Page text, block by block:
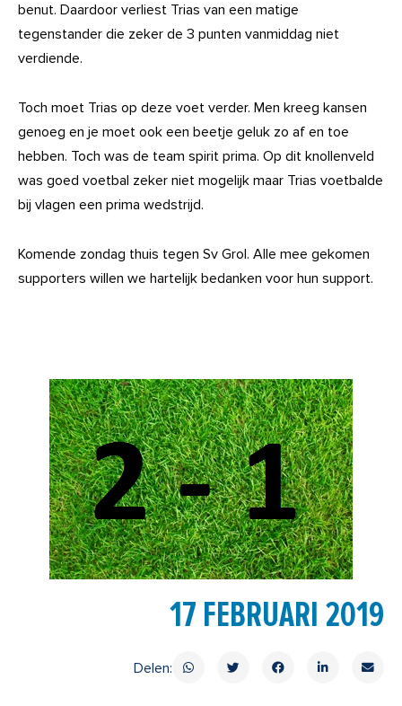
benut. Daardoor verliest Trias van een matige
tegenstander die zeker de 3 punten vanmiddag niet
verdiende.
Toch moet Trias op deze voet verder. Men kreeg kansen
genoeg en je moet ook een beetje geluk zo af en toe
hebben. Toch was de team spirit prima. Op dit knollenveld
was goed voetbal zeker niet mogelijk maar Trias voetbalde
bij vlagen een prima wedstrijd.
Komende zondag thuis tegen Sv Grol. Alle mee gekomen
supporters willen we hartelijk bedanken voor hun support.
17 FEBRUARI 2019
Delen: